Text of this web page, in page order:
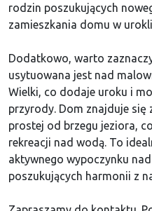
rodzin poszukujących
zamieszkania domu w
Dodatkowo, warto
usytuowana jest nad
Wielki, co dodaje uroku i
przyrody. Dom znajduje się
prostej od brzegu jeziora,
rekreacji nad wodą. To
aktywnego wypoczynku
poszukujących harmonii z